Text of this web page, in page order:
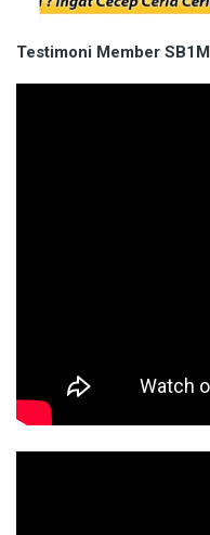
Testimoni Member SB1M